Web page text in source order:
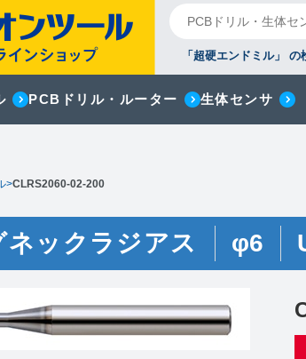
「超硬エンドミル」 の
PCBドリル・ルーター 生体センサ
>CLRS2060-02-200
ネックラジアス φ6